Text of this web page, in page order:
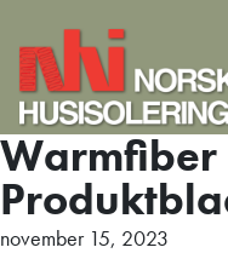
Warmfiber
november 15, 2023